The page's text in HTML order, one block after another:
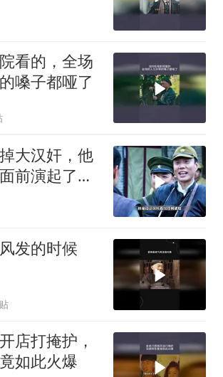
看的，全场
嗓子都哑了
大汉奸，他
前演起了双
发的时候
店打掩护，
如此火爆